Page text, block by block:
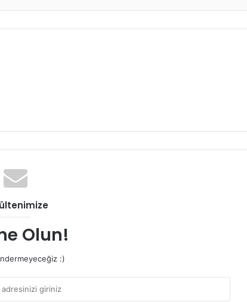
Olun!
:)